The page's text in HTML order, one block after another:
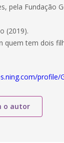
pela Fundação
(2019).
quem tem dois
profile/
o autor